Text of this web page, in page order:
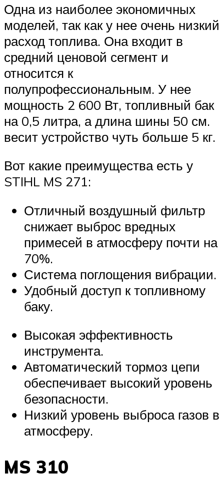
Одна из наиболее экономичных
моделей, так как у нее очень низкий
расход топлива. Она входит в
средний ценовой сегмент и
относится к
полупрофессиональным. У нее
мощность 2 600 Вт, топливный бак
на 0,5 литра, а длина шины 50 см.
весит устройство чуть больше 5 кг.
Вот какие преимущества есть у
STIHL MS 271:
Отличный воздушный фильтр
снижает выброс вредных
примесей в атмосферу почти на
70%.
Система поглощения вибрации.
Удобный доступ к топливному
баку.
Высокая эффективность
инструмента.
Автоматический тормоз цепи
обеспечивает высокий уровень
безопасности.
Низкий уровень выброса газов в
атмосферу.
MS 310